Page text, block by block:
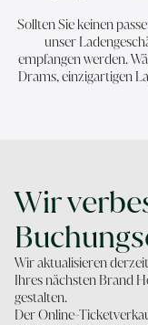
Sollten Sie keinen
unser
empfangen werden.
Drams, einzigartigen
Wir
Wir aktualisieren
Ihres nächsten Brand
gestalten.
Der Online-